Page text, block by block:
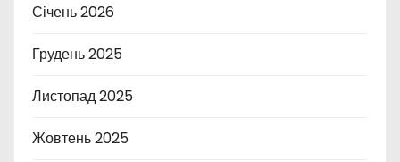
Січень 2026
Грудень 2025
Листопад 2025
Жовтень 2025